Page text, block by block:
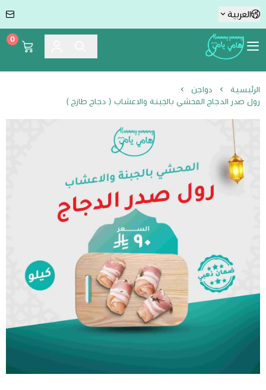
العربية
Hummmy :-) Yummmy هامي يامي
0
الرئيسية
دواجن
رول صدر الدجاج المحشي بالجبنة والاعشاب ( دجاج طازج )